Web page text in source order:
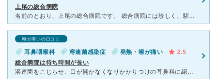
上尾の総合病院
名前のとおり、上尾の総合病院です。 総合病院には珍しく、駅のすくそばにあり、アクセスはしやすいです。病院付近の道は一方通行などがあり、車では行きづらかったです。また、すぐ横の駐車場が満車だったのです
喉が痛いの口コミ
耳鼻咽喉科 溶連菌感染症 発熱・喉が痛い
2.5
総合病院は待ち時間が長い
溶連菌をこじらせ、口が開かなくなりかかりつけの耳鼻科に紹介状を書いてもらい受診しました。 総合病院なので、待ち時間が長いのは仕方ないとは思うのですが、具合が悪いときに長時間椅子にじっと座っているのは